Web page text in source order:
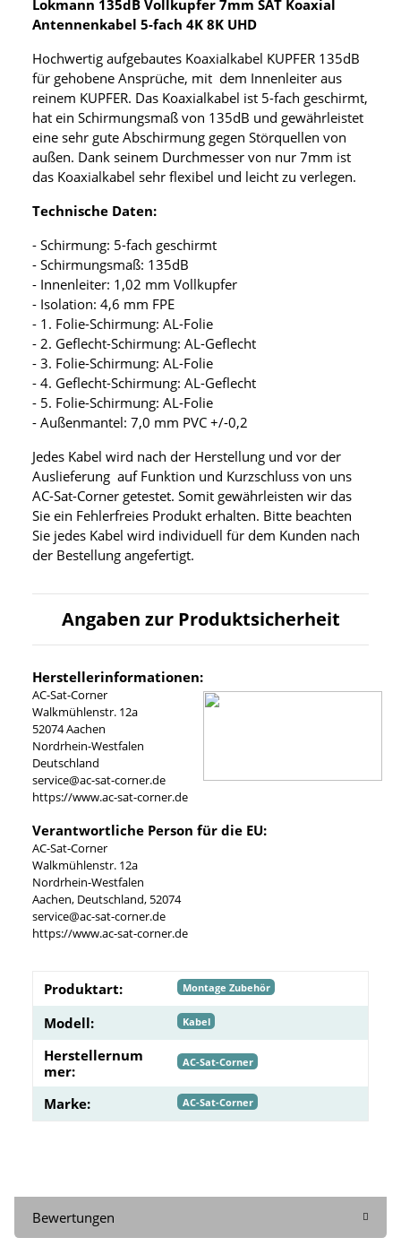
Lokmann 135dB Vollkupfer 7mm SAT Koaxial
Antennenkabel 5-fach 4K 8K UHD
Hochwertig aufgebautes Koaxialkabel KUPFER 135dB
für gehobene Ansprüche, mit dem Innenleiter aus
reinem KUPFER. Das Koaxialkabel ist 5-fach geschirmt,
hat ein Schirmungsmaß von 135dB und gewährleistet
eine sehr gute Abschirmung gegen Störquellen von
außen. Dank seinem Durchmesser von nur 7mm ist
das Koaxialkabel sehr flexibel und leicht zu verlegen.
Technische Daten:
- Schirmung: 5-fach geschirmt
- Schirmungsmaß: 135dB
- Innenleiter: 1,02 mm Vollkupfer
- Isolation: 4,6 mm FPE
- 1. Folie-Schirmung: AL-Folie
- 2. Geflecht-Schirmung: AL-Geflecht
- 3. Folie-Schirmung: AL-Folie
- 4. Geflecht-Schirmung: AL-Geflecht
- 5. Folie-Schirmung: AL-Folie
- Außenmantel: 7,0 mm PVC +/-0,2
Jedes Kabel wird nach der Herstellung und vor der
Auslieferung auf Funktion und Kurzschluss von uns
AC-Sat-Corner getestet. Somit gewährleisten wir das
Sie ein Fehlerfreies Produkt erhalten. Bitte beachten
Sie jedes Kabel wird individuell für dem Kunden nach
der Bestellung angefertigt.
Angaben zur Produktsicherheit
Herstellerinformationen:
AC-Sat-Corner
Walkmühlenstr. 12a
52074 Aachen
Nordrhein-Westfalen
Deutschland
service@ac-sat-corner.de
https://www.ac-sat-corner.de
Verantwortliche Person für die EU:
AC-Sat-Corner
Walkmühlenstr. 12a
Nordrhein-Westfalen
Aachen, Deutschland, 52074
service@ac-sat-corner.de
https://www.ac-sat-corner.de
Produktart: Montage Zubehör
Modell: Kabel
Herstellernum
mer:
AC-Sat-Corner
Marke: AC-Sat-Corner
Bewertungen